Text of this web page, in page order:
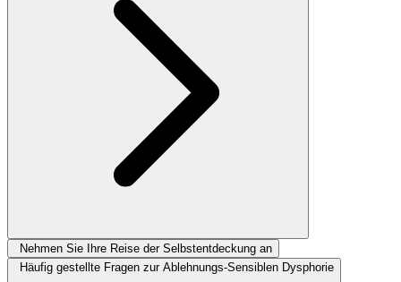
Nehmen Sie Ihre Reise der Selbstentdeckung an
Häufig gestellte Fragen zur Ablehnungs-Sensiblen Dysphorie